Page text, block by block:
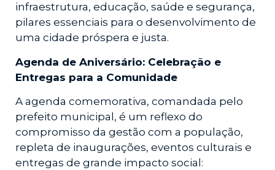
infraestrutura, educação, saúde e segurança,
pilares essenciais para o desenvolvimento de
uma cidade próspera e justa.
Agenda de Aniversário: Celebração e
Entregas para a Comunidade
A agenda comemorativa, comandada pelo
prefeito municipal, é um reflexo do
compromisso da gestão com a população,
repleta de inaugurações, eventos culturais e
entregas de grande impacto social: